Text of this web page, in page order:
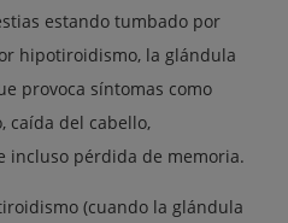
estando tumbado por
hipotiroidismo, la glándula
provoca síntomas como
caída del cabello,
incluso pérdida de memoria.
(cuando la glándula